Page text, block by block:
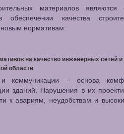
материалов
обеспечении качества
новым нормативам.
на качество инженерных сетей и
области
коммуникации – основа
зданий. Нарушения в их
к авариям, неудобствам и